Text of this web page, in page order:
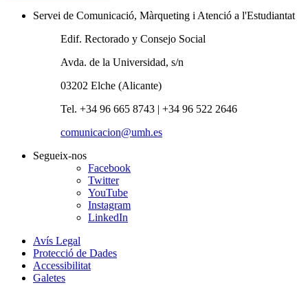
Servei de Comunicació, Màrqueting i Atenció a l'Estudiantat
Edif. Rectorado y Consejo Social
Avda. de la Universidad, s/n
03202 Elche (Alicante)
Tel. +34 96 665 8743 | +34 96 522 2646
comunicacion@umh.es
Segueix-nos
Facebook
Twitter
YouTube
Instagram
LinkedIn
Avís Legal
Protecció de Dades
Accessibilitat
Galetes